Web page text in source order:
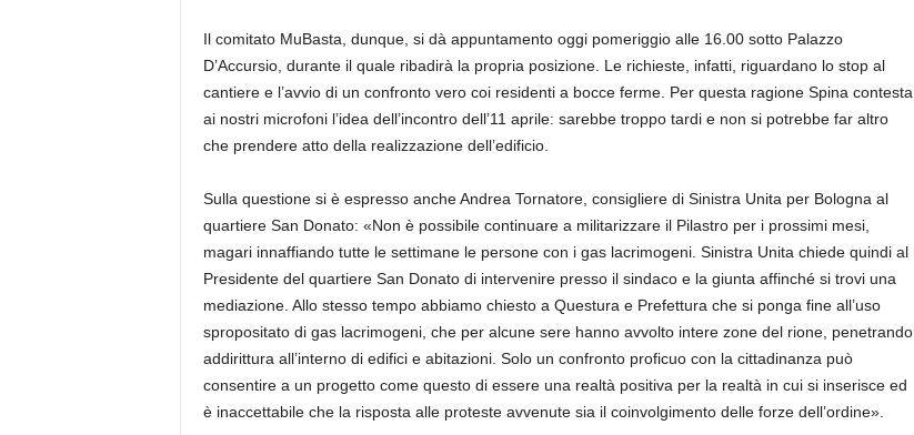
Il comitato MuBasta, dunque, si dà appuntamento oggi pomeriggio alle 16.00 sotto Palazzo
D’Accursio, durante il quale ribadirà la propria posizione. Le richieste, infatti, riguardano lo stop al
cantiere e l’avvio di un confronto vero coi residenti a bocce ferme. Per questa ragione Spina contesta
ai nostri microfoni l’idea dell’incontro dell’11 aprile: sarebbe troppo tardi e non si potrebbe far altro
che prendere atto della realizzazione dell’edificio.
Sulla questione si è espresso anche Andrea Tornatore, consigliere di Sinistra Unita per Bologna al
quartiere San Donato: «Non è possibile continuare a militarizzare il Pilastro per i prossimi mesi,
magari innaffiando tutte le settimane le persone con i gas lacrimogeni. Sinistra Unita chiede quindi al
Presidente del quartiere San Donato di intervenire presso il sindaco e la giunta affinché si trovi una
mediazione. Allo stesso tempo abbiamo chiesto a Questura e Prefettura che si ponga fine all’uso
spropositato di gas lacrimogeni, che per alcune sere hanno avvolto intere zone del rione, penetrando
addirittura all’interno di edifici e abitazioni. Solo un confronto proficuo con la cittadinanza può
consentire a un progetto come questo di essere una realtà positiva per la realtà in cui si inserisce ed
è inaccettabile che la risposta alle proteste avvenute sia il coinvolgimento delle forze dell’ordine».